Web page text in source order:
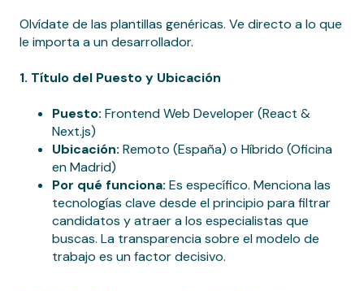
Olvídate de las plantillas genéricas. Ve directo a lo que
le importa a un desarrollador.
1. Título del Puesto y Ubicación
Puesto: Frontend Web Developer (React &
Next.js)
Ubicación: Remoto (España) o Híbrido (Oficina
en Madrid)
Por qué funciona: Es específico. Menciona las
tecnologías clave desde el principio para filtrar
candidatos y atraer a los especialistas que
buscas. La transparencia sobre el modelo de
trabajo es un factor decisivo.